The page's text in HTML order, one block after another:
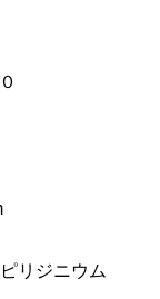
リジニウム